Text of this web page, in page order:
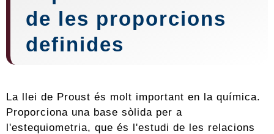
de les proporcions
definides
La llei de Proust és molt important en la química.
Proporciona una base sòlida per a
l'estequiometria, que és l'estudi de les relacions